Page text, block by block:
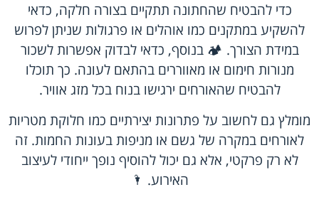
כדי להבטיח שהחתונה תתקיים בצורה חלקה, כדאי
להשקיע במתקנים כמו אוהלים או פרגולות שניתן לפרוש
במידת הצורך. 🏕️ בנוסף, כדאי לבדוק אפשרות לשכור
מנורות חימום או מאווררים בהתאם לעונה. כך תוכלו
להבטיח שהאורחים ירגישו בנוח בכל מזג אוויר.
מומלץ גם לחשוב על פתרונות יצירתיים כמו חלוקת מטריות
לאורחים במקרה של גשם או מניפות בעונות החמות. זה
לא רק פרקטי, אלא גם יכול להוסיף נופך ייחודי לעיצוב
האירוע. 🌂